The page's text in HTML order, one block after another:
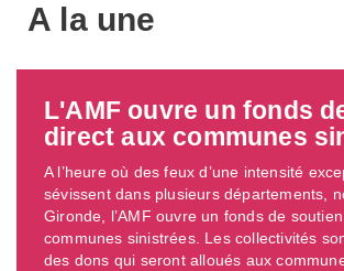
A la une
L'AMF ouvre un fonds
direct aux communes
A l’heure où des feux d’une intensité
sévissent dans plusieurs départements,
Gironde, l’AMF ouvre un fonds de
communes sinistrées. Les collectivités
des dons qui seront alloués aux